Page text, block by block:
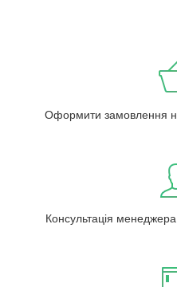
Оформити замовлення
Консультація менеджера